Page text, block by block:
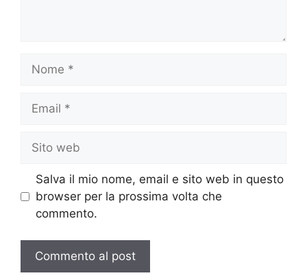
Nome
Email
Sito
web
Salva il mio nome, email e sito web in questo
browser per la prossima volta che
commento.